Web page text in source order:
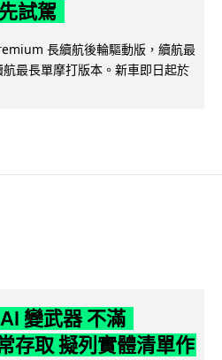
試駕
長續航後輪驅動版，續航最
最長單摩打版本。新車即日起於
變武器 不滿
存取 擬列實體清單作